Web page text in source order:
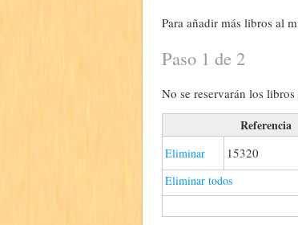
Para añadir más libros al
Paso 1 de 2
No se reservarán los
Referencia
Eliminar 15320
Eliminar todos